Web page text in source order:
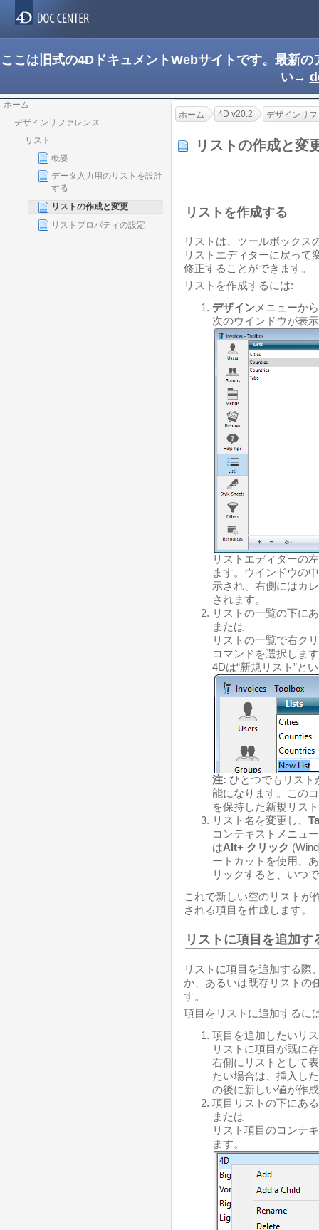
ここは旧式の4DドキュメントWebサイトです。最新
い→
ホーム
デザインリファレンス
リスト
概要
データ入力用のリストを設計
する
リストの作成と変更
リストプロパティの設定
ホーム 4D v20.2 デザインリ
リストの作成と
リストを作成する
リストは、ツールボックス
リストエディターに戻って
修正することができます。
リストを作成するには:
デザインメニューから
次のウインドウが表
リストエディターの
ます。ウインドウの
示され、右側にはカ
されます。
リストの一覧の下に
または
リストの一覧で右ク
コマンドを選択しま
4Dは“新規リスト”と
注: ひとつでもリスト
能になります。この
を保持した新規リス
リスト名を変更し、
コンテキストメニュ
はAlt+ クリック
ートカットを使用、
リックすると、いつ
これで新しい空のリストが
される項目を作成します。
リストに項目を追加す
リストに項目を追加する際
か、あるいは既存リストの
す。
項目をリストに追加するに
項目を追加したいリ
リストに項目が既に
右側にリストとして
たい場合は、挿入し
の後に新しい値が作
項目リストの下にあ
または
リスト項目のコンテ
ます。